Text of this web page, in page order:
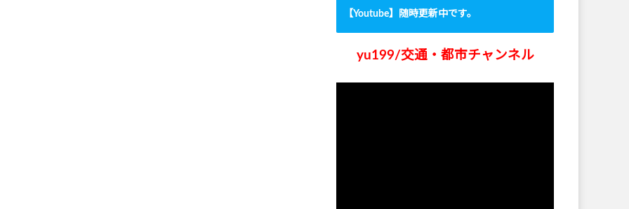
【Youtube】随時更新中です。
yu199/交通・都市チャンネル